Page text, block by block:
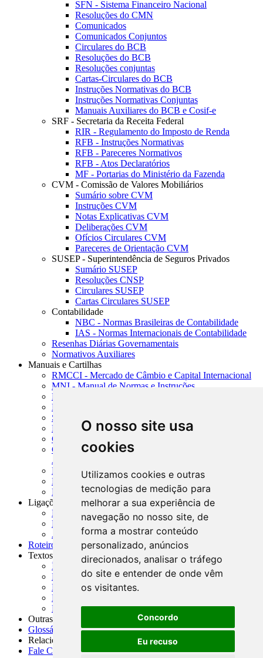
O nosso site usa
cookies
Utilizamos cookies e outras
tecnologias de medição para
melhorar a sua experiência de
navegação no nosso site, de
forma a mostrar conteúdo
personalizado, anúncios
direcionados, analisar o tráfego
do site e entender de onde vêm
os visitantes.
Concordo
Eu recuso
SFN - Sistema Financeiro Nacional
Resoluções do CMN
Comunicados
Comunicados Conjuntos
Circulares do BCB
Resoluções do BCB
Resoluções conjuntas
Cartas-Circulares do BCB
Instruções Normativas do BCB
Instruções Normativas Conjuntas
Manuais Auxiliares do BCB e Cosif-e
SRF - Secretaria da Receita Federal
RIR - Regulamento do Imposto de Renda
RFB - Instruções Normativas
RFB - Pareceres Normativos
RFB - Atos Declaratórios
MF - Portarias do Ministério da Fazenda
CVM - Comissão de Valores Mobiliários
Sumário sobre CVM
Instruções CVM
Notas Explicativas CVM
Deliberações CVM
Ofícios Circulares CVM
Pareceres de Orientação CVM
SUSEP - Superintendência de Seguros Privados
Sumário SUSEP
Resoluções CNSP
Circulares SUSEP
Cartas Circulares SUSEP
Contabilidade
NBC - Normas Brasileiras de Contabilidade
IAS - Normas Internacionais de Contabilidade
Resenhas Diárias Governamentais
Normativos Auxiliares
Manuais e Cartilhas
RMCCI - Mercado de Câmbio e Capital Internacional
MNI - Manual de Normas e Instruções
MTVM - Manual de Títulos e Valores Mobiliários
MCR - Manual de Crédito Rural
SISORF - Manual de Organização do SFN
MASUP - Manual de Supervisão Bancária
CADOC - Catálogo de Documentos
CNAE-CONCLA - Classificação Nacional de
Atividades Econômicas
PMF - Cartilhas do BCB
Manuais Auxiliares do BCB e Cosif-e
Resenhas Diárias Governamentais
Ligações Externas
Links Úteis
Presidência da República
Agências Nacionais Reguladoras
Roteiros para Estudos
Textos
Índice de Textos
Editorial
Monografias
Na Imprensa
Fórum de Discussão
Outras ferramentas
Glossário
Relacionamento
Fale Conosco